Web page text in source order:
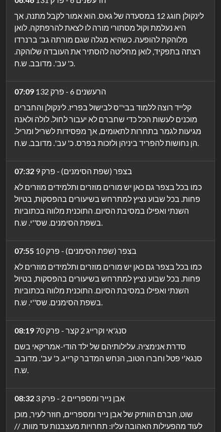
לינקולן חוגג 12 במסעדה של גאס. הוא אמור לקבל מתנה, אך
היא נעלמת וקול מסתורי מורה לו לצאת להרפתקה. לואן
מלוהקת להופעה. כשהיא מגלה שגם מורתה גב' ברנרדו
רצתה בתפקיד, לואן מחליטה להסתיר את העובדה שלוהקה.
כ' עב'. מדובב. ש.ח.
07:09
הרעשנים 6 - פרק 132
קלייד רוצה ללמוד בבי''ס לבישול בפריז. לינקולן והחברים
מוכנים לעשות הכל כדי שחברם לא יעבור לחול. לולה ולאנה
מגיעות לגמר בתחרות לתאומים, אך מפסידות לשריל ומריל.
הן נחושות להפריד ביניהן ולזכות בפרס. כ' עב'. מדובב. ש.ח.
07:32
בצפר (שפת הסימנים) - פרק 9
כמו בכל בצפר גם כאן יש מורים מוזרים ותלמידים מוזרים לא
פחות. בכל שבוע נציץ למתרחש בשיעורים בהפסקות, בטיול
השנתי ואפילו במסיבת הסיום. התוכנית מלווה בכתוביות
בשפת הסימנים. שס''י. ש.ח.
07:55
בצפר (שפת הסימנים) - פרק 10
כמו בכל בצפר גם כאן יש מורים מוזרים ותלמידים מוזרים לא
פחות. בכל שבוע נציץ למתרחש בשיעורים בהפסקות, בטיול
השנתי ואפילו במסיבת הסיום. התוכנית מלווה בכתוביות
בשפת הסימנים. שס''י. ש.ח.
08:19
סנג'אי וקרייג 2 קצר - פרק 70
סדרת אנימציה. עלילותיהם של ילד הודי-אמריקאי בשם
סנגא'י פטל וחברו הטוב, הנחש המדבר קרייג. כ' עב'. מדובב.
ש.ח.
08:32
אבן נייר ומספריים 2 - פרק 3
שוט, חברם הוותיק של אבן נייר ומספריים, חוזר לעיר, מוכן
לעוד מהפעילות האהובה עליו: תחרויות מעצבנות עד מוות. //